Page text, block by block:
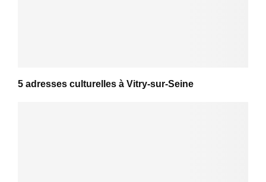
5 adresses culturelles à Vitry-sur-Seine